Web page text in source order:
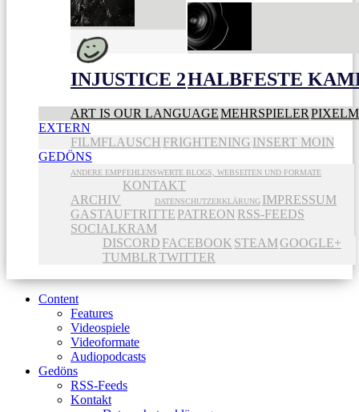
INJUSTICE 2HALBFESTE
ART IS OUR LANGUAGEMEHRSPIELER
EXTERN
FILMFLAUSCH FRIGHTENING INSERT MOIN
GEDÖNS
ANDERE EMPFEHLENSWERTE BLOGS, WEBSEITEN UND FORMATE
ARCHIV
KONTAKT
DATENSCHUTZERKLÄRUNG IMPRESSUM
GASTAUFTRITTE PATREON RSS-FEEDS
SOCIALKRAM
DISCORD FACEBOOK STEAMGOOGLE+
TUMBLR TWITTER
Content
Features
Videospiele
Videoformate
Audiopodcasts
Gedöns
RSS-Feeds
Kontakt